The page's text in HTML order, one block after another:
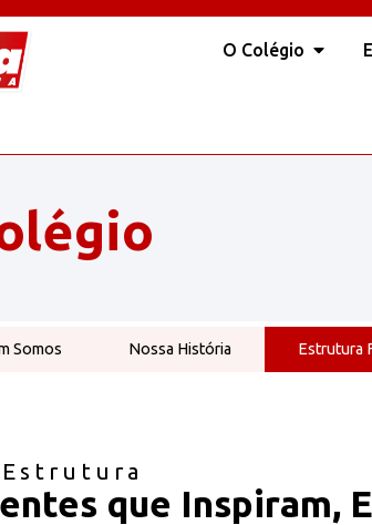
O Colégio
Somos Nossa História Estrutura
Estrutura
que Inspiram,